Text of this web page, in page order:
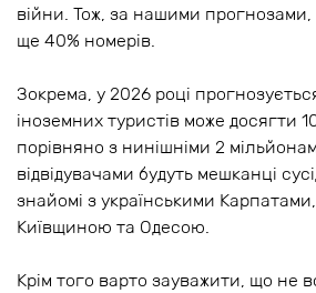
війни. Тож, за нашими
ще 40% номерів.
Зокрема, у 2026 році
іноземних туристів може досягти
порівняно з нинішніми 2
відвідувачами будуть мешканці
знайомі з українськими
Київщиною та Одесою.
Крім того варто зауважити, що не